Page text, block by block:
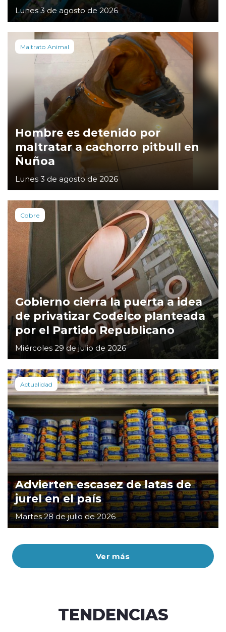
Ver más
Lunes 3 de agosto de 2026
Maltrato Animal
Hombre es detenido por
maltratar a cachorro pitbull en
Ñuñoa
Lunes 3 de agosto de 2026
Cobre
Gobierno cierra la puerta a idea
de privatizar Codelco planteada
por el Partido Republicano
Miércoles 29 de julio de 2026
Actualidad
Advierten escasez de latas de
jurel en el país
Martes 28 de julio de 2026
TENDENCIAS